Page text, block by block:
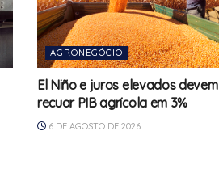
AGRONEGÓCIO
El Niño e juros elevados devem
recuar PIB agrícola em 3%
6 DE AGOSTO DE 2026